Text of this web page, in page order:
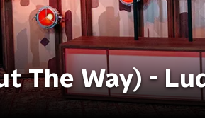
The Way) -